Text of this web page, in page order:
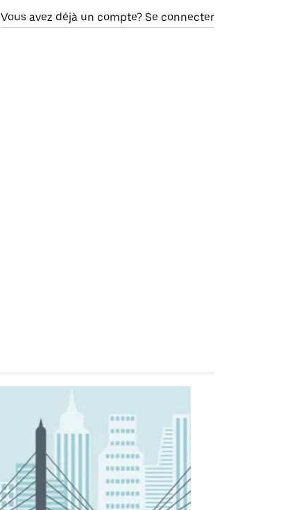
Vous avez déjà un compte? Se connecter